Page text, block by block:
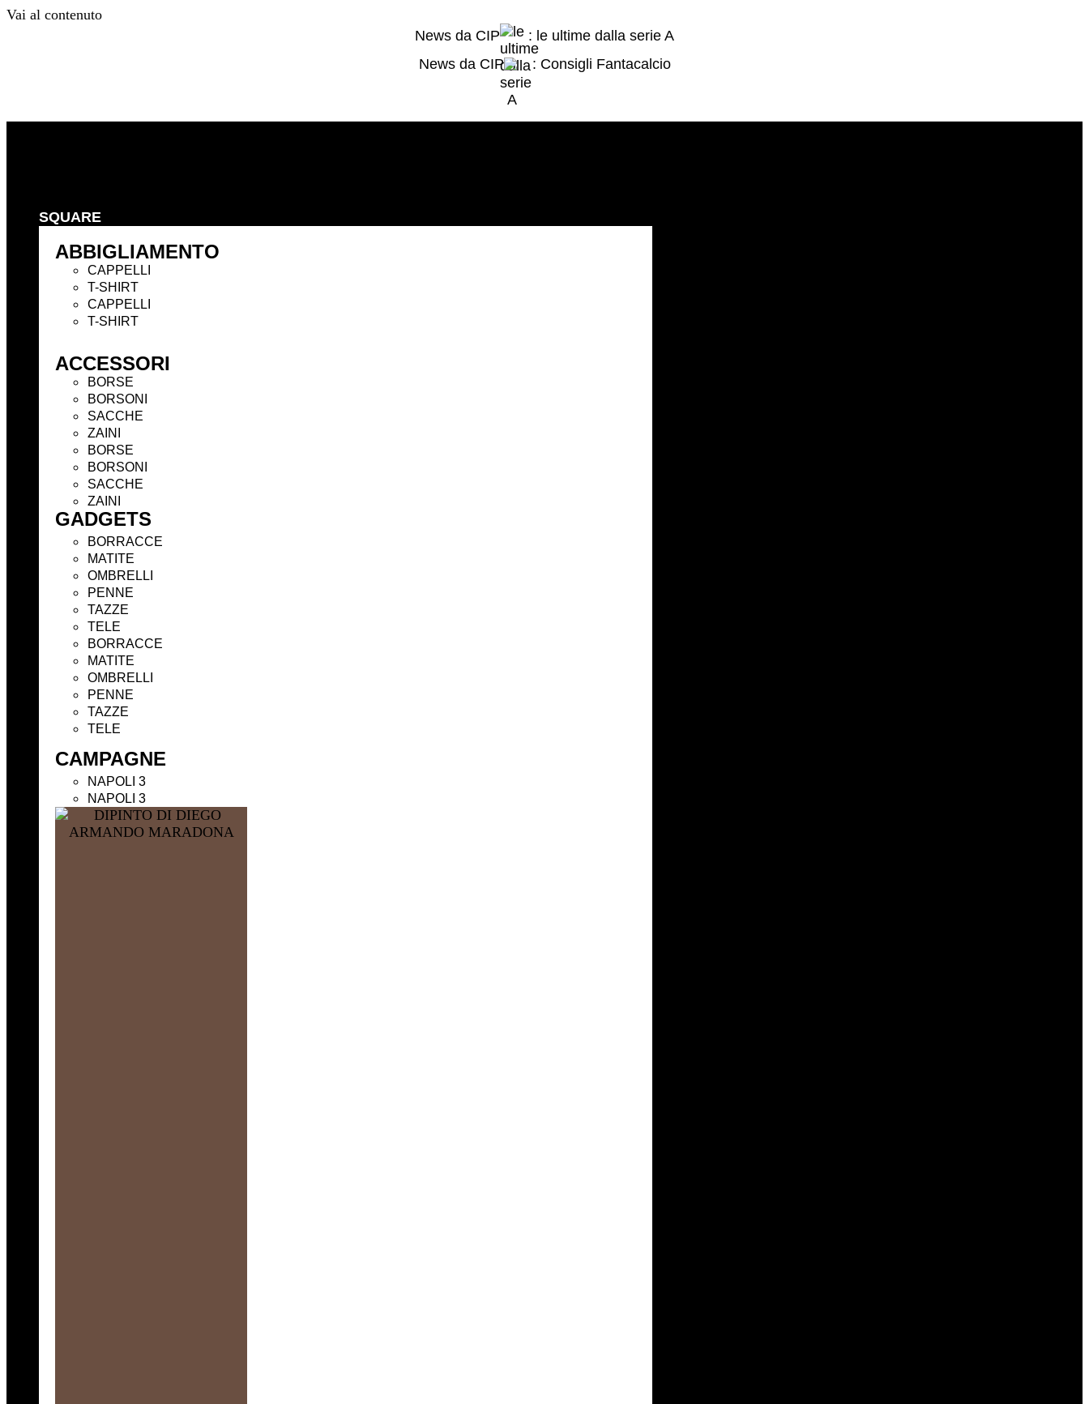
Vai al contenuto
News da CIP
: le ultime dalla serie A
News da CIP
: Consigli Fantacalcio
SQUARE
ABBIGLIAMENTO
CAPPELLI
T-SHIRT
CAPPELLI
T-SHIRT
ACCESSORI
BORSE
BORSONI
SACCHE
ZAINI
BORSE
BORSONI
SACCHE
ZAINI
GADGETS
BORRACCE
MATITE
OMBRELLI
PENNE
TAZZE
TELE
BORRACCE
MATITE
OMBRELLI
PENNE
TAZZE
TELE
CAMPAGNE
NAPOLI 3
NAPOLI 3